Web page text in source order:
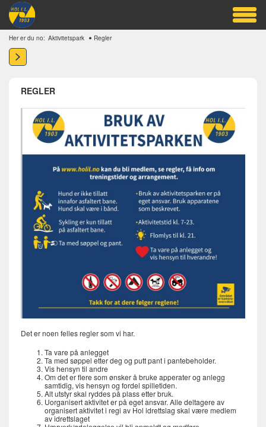
Her er du no: Aktivitetspark Regler
REGLER
Det er noen felles regler som vi har.
Ta vare på anlegget
Ta med søppel etter deg og putt pant i pantebeholder.
Vis hensyn til andre
Om det er flere som ønsker å bruke apperater og anlegg
samtidig, vis hensyn og fordel spilletiden.
Alt utstyr skal ryddes på plass etter bruk.
Uorganisert aktivitet er på eget ansvar. Alle deltagere av
organisert aktivitet i regi av Hol idrettslag skal være medlem
av idrettslaget